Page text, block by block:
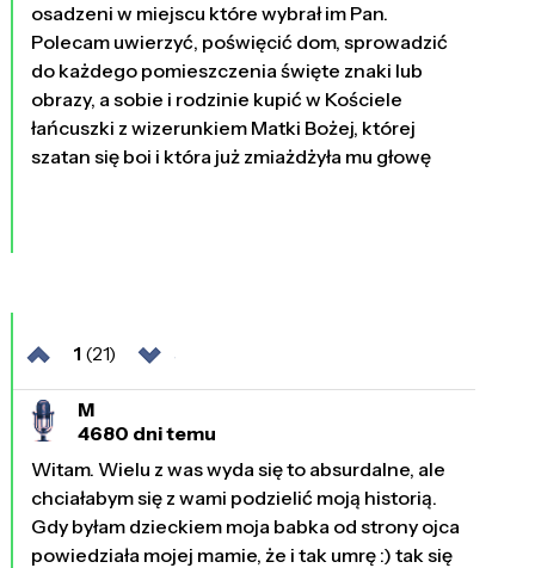
osadzeni w miejscu które wybrał im Pan.
Polecam uwierzyć, poświęcić dom, sprowadzić
do każdego pomieszczenia święte znaki lub
obrazy, a sobie i rodzinie kupić w Kościele
łańcuszki z wizerunkiem Matki Bożej, której
szatan się boi i która już zmiażdżyła mu głowę
1(21)
M
4680 dni temu
Witam. Wielu z was wyda się to absurdalne, ale
chciałabym się z wami podzielić moją historią.
Gdy byłam dzieckiem moja babka od strony ojca
powiedziała mojej mamie, że i tak umrę :) tak się